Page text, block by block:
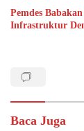
Pemdes
Infrastruktur
Baca Juga